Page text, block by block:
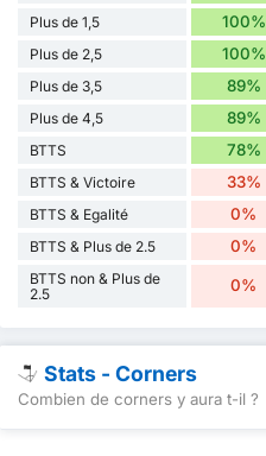
Plus de 1,5 100%
Plus de 2,5 100%
Plus de 3,5 89%
Plus de 4,5 89%
BTTS 78%
BTTS & Victoire 33%
BTTS & Egalité 0%
BTTS & Plus de 2.5 0%
BTTS non & Plus de
2.5
0%
Stats - Corners
Combien de corners y aura t-il ?